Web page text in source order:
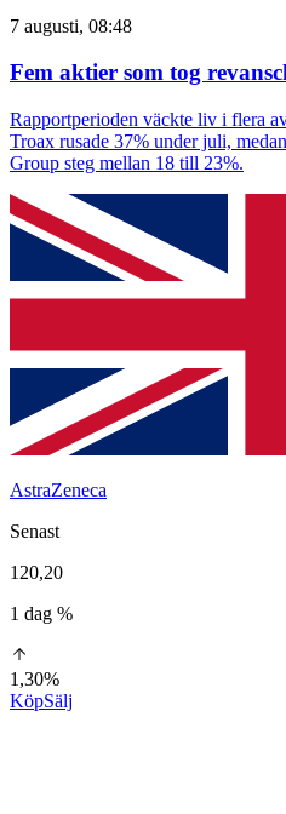
7 augusti, 08:48
Fem aktier som tog
Rapportperioden väckte liv i flera
Troax rusade 37% under juli,
Group steg mellan 18 till 23%.
AstraZeneca
Senast
120,20
1 dag %
1,30%
KöpSälj